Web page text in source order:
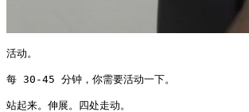
活动。
每 30-45 分钟，你需要活动一下。
站起来。伸展。四处走动。